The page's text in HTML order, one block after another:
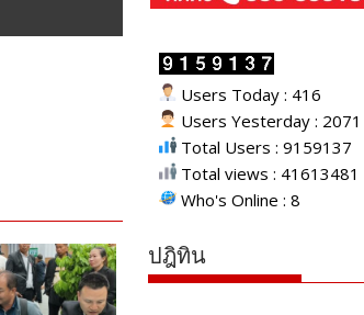
Users Today : 416
Users Yesterday : 2071
Total Users : 9159137
Total views : 41613481
Who's Online : 8
ปฎิทิน